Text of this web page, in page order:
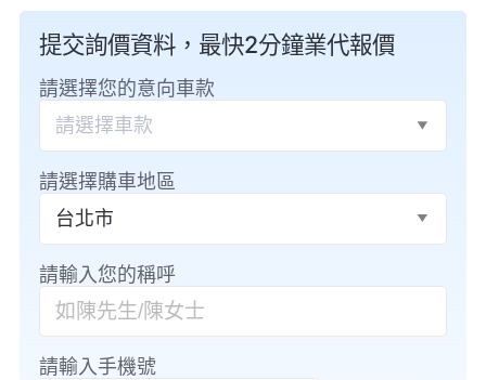
提交詢價資料，最快2分鐘業代報價
請選擇您的意向車款
請選擇車款
請選擇購車地區
台北市
請輸入您的稱呼
請輸入手機號